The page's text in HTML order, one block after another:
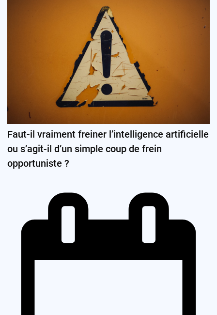
Faut-il vraiment freiner l’intelligence artificielle
ou s’agit-il d’un simple coup de frein
opportuniste ?